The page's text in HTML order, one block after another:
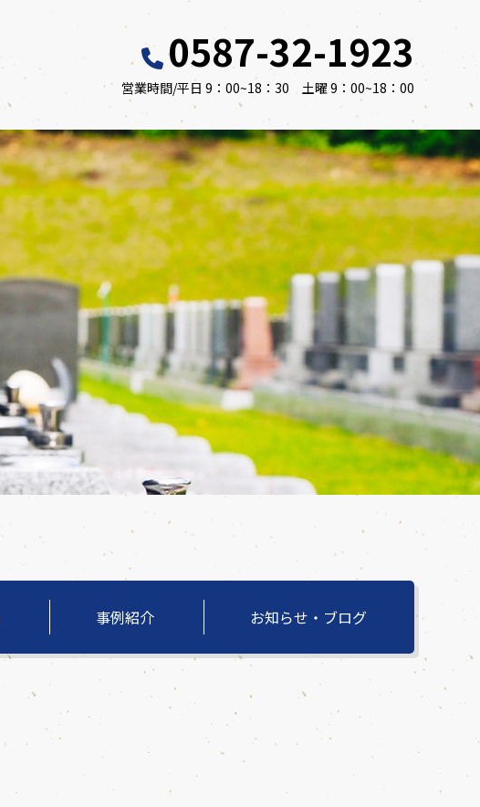
0587-32-1923
営業時間/平日 9：00~18：30 土曜 9：00~18：00
事例紹介 お知らせ・ブログ